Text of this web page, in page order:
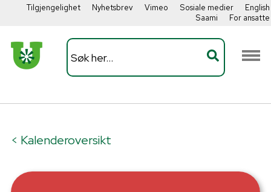
Tilgjengelighet Nyhetsbrev Vimeo Sosiale medier
English
Saami
For ansatte
< Kalenderoversikt